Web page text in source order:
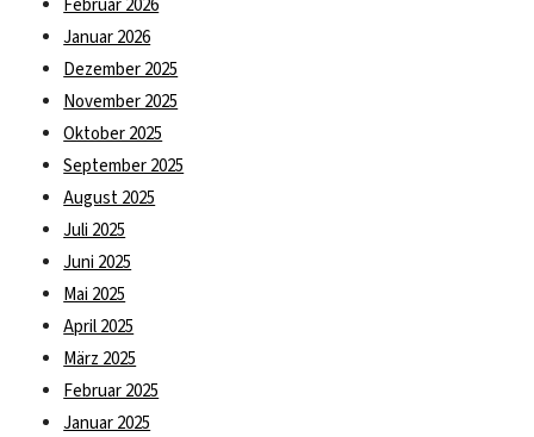
Februar 2026
Januar 2026
Dezember 2025
November 2025
Oktober 2025
September 2025
August 2025
Juli 2025
Juni 2025
Mai 2025
April 2025
März 2025
Februar 2025
Januar 2025